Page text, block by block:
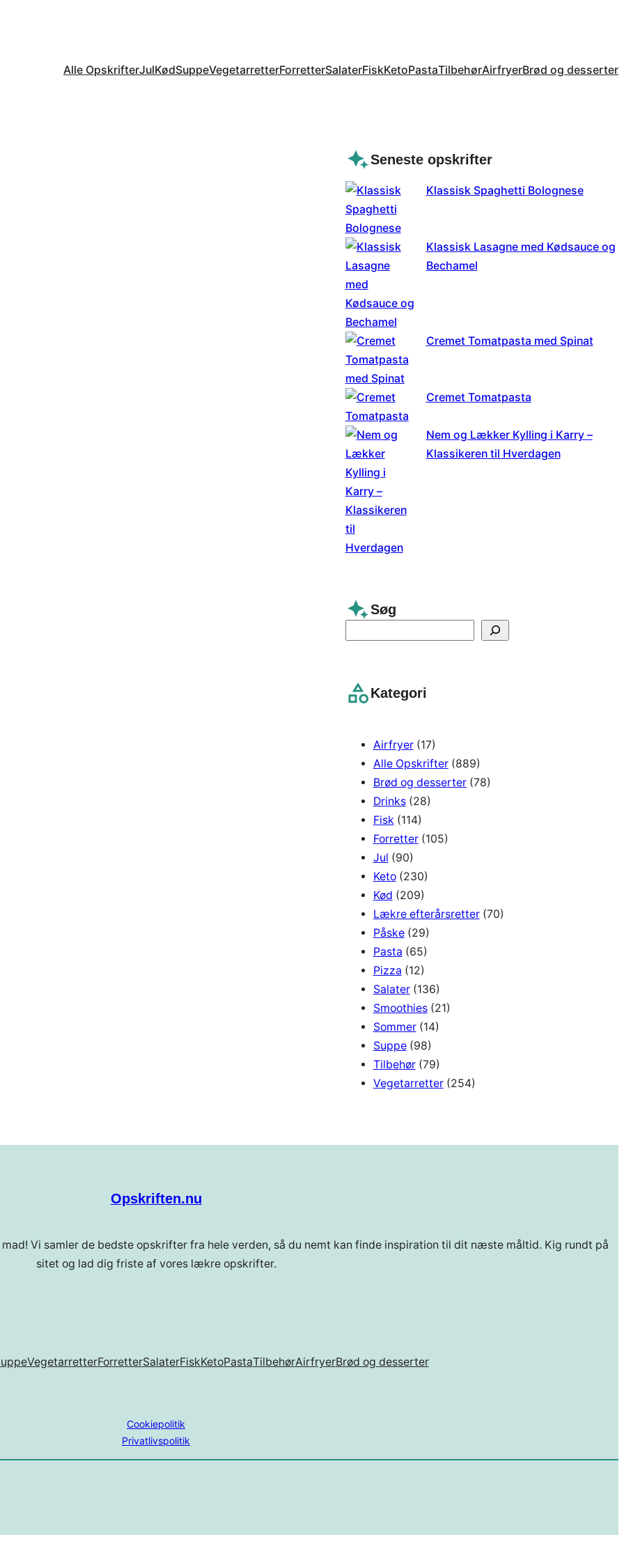
Alle OpskrifterJulKødSuppeVegetarretterForretterSalaterFiskKetoPastaTilbehørAirfryerBrød og desserter
Seneste opskrifter
Klassisk Spaghetti Bolognese
Klassisk Lasagne med Kødsauce og
Bechamel
Cremet Tomatpasta med Spinat
Cremet Tomatpasta
Nem og Lækker Kylling i Karry –
Klassikeren til Hverdagen
Søg
c
Kategori
Airfryer(17)
Alle Opskrifter(889)
Brød og desserter(78)
Drinks(28)
Fisk (114)
Forretter(105)
Jul (90)
Keto(230)
Kød (209)
Lækre efterårsretter(70)
Påske(29)
Pasta (65)
Pizza (12)
Salater(136)
Smoothies(21)
Sommer(14)
Suppe(98)
Tilbehør(79)
Vegetarretter(254)
Opskriften.nu
Vi samler de bedste opskrifter fra hele verden, så du nemt kan finde inspiration til dit næste måltid. Kig rundt på
sitet og lad dig friste af vores lækre opskrifter.
VegetarretterForretterSalaterFiskKetoPastaTilbehørAirfryerBrød og desserter
Cookiepolitik
Privatlivspolitik